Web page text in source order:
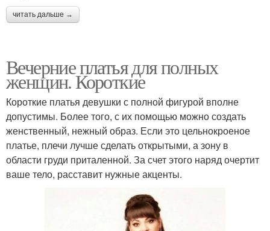
читать дальше →
Вечерние платья для полных
женщин. Короткие
Короткие платья девушки с полной фигурой вполне
допустимы. Более того, с их помощью можно создать
женственный, нежный образ. Если это цельнокроеное
платье, плечи лучше сделать открытыми, а зону в
области груди приталенной. За счет этого наряд очертит
ваше тело, расставит нужные акценты.